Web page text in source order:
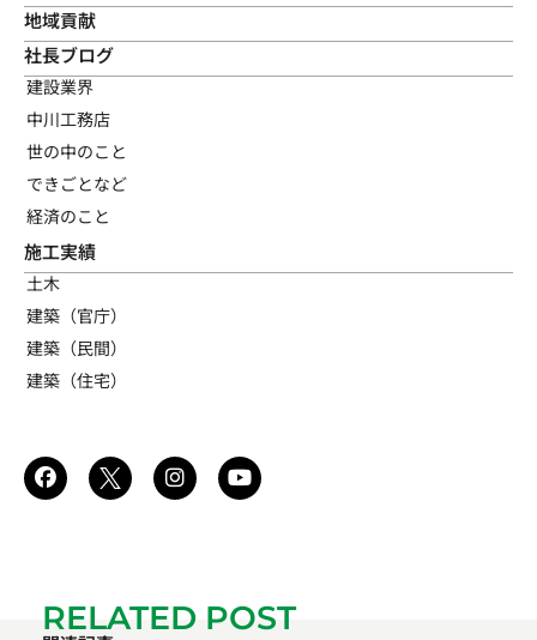
地域貢献
社長ブログ
建設業界
中川工務店
世の中のこと
できごとなど
経済のこと
施工実績
土木
建築（官庁）
建築（民間）
建築（住宅）
RELATED POST